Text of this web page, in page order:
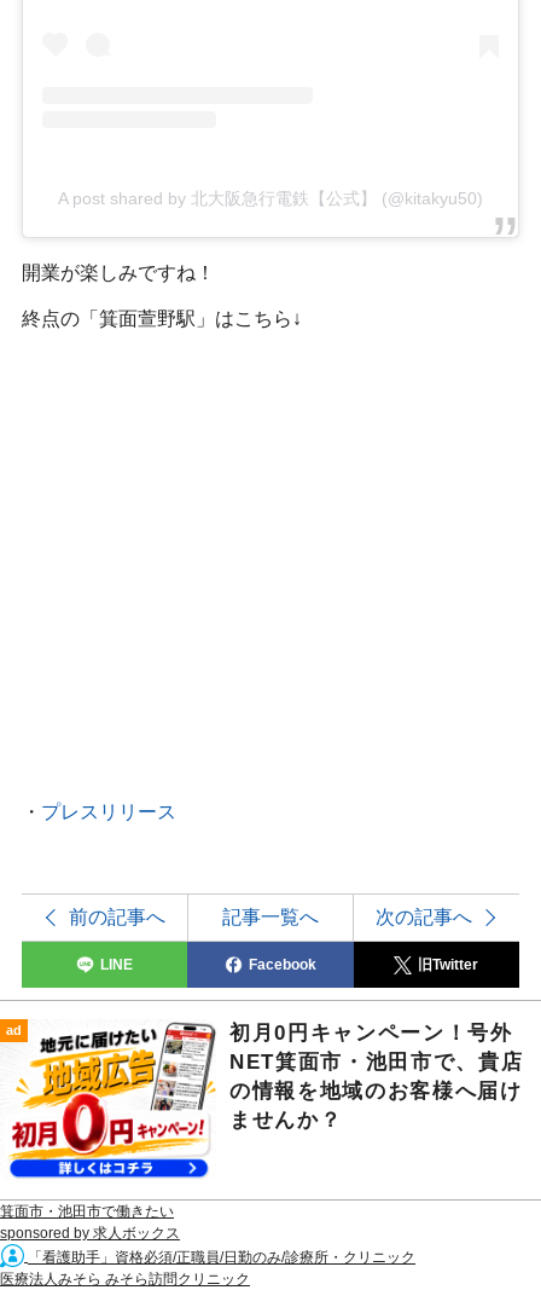
A post shared by 北大阪急行電鉄【公式】 (@kitakyu50)
開業が楽しみですね！
終点の「箕面萱野駅」はこちら↓
・ プレスリリース
前の記事へ 記事一覧へ 次の記事へ
LINE Facebook 旧Twitter
ad
初月0円キャンペーン！号外
NET箕面市・池田市で、貴店
の情報を地域のお客様へ届け
ませんか？
箕面市・池田市で働きたい
sponsored by 求人ボックス
「看護助手」資格必須/正職員/日勤のみ/診療所・クリニック
医療法人みそら みそら訪問クリニック